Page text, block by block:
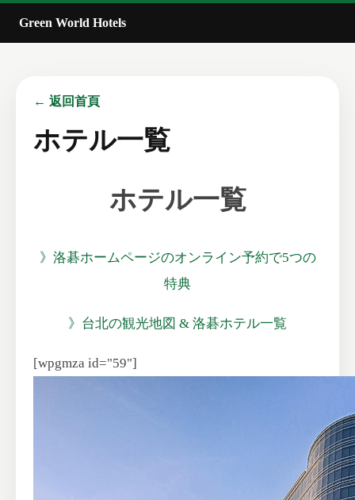
Green World Hotels
← 返回首頁
ホテル一覧
ホテル一覧
》洛碁ホームページのオンライン予約で5つの
特典
》台北の観光地図 & 洛碁ホテル一覧
[wpgmza id="59"]